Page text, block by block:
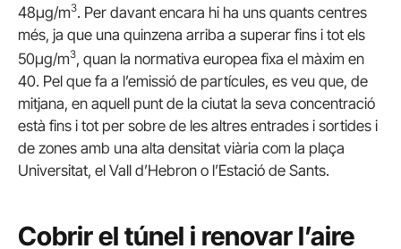
48µg/m3. Per davant encara hi ha uns quants centres
més, ja que una quinzena arriba a superar fins i tot els
50µg/m3, quan la normativa europea fixa el màxim en
40. Pel que fa a l’emissió de partícules, es veu que, de
mitjana, en aquell punt de la ciutat la seva concentració
està fins i tot per sobre de les altres entrades i sortides i
de zones amb una alta densitat viària com la plaça
Universitat, el Vall d’Hebron o l’Estació de Sants.
Cobrir el túnel i renovar l’aire